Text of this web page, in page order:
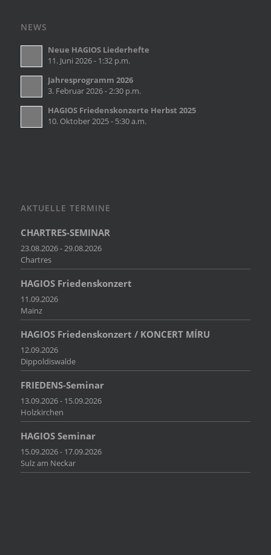
NEWS
Neue HAGIOS Liederhefte
11. Juni 2026 - 1:32 p.m.
Jahresprogramm 2026
3. Februar 2026 - 2:30 p.m.
HAGIOS Friedenskonzerte Herbst 2025
10. Oktober 2025 - 5:30 a.m.
AKTUELLE TERMINE
CHARTRES-SEMINAR
23.08.2026 - 29.08.2026
Chartres
HAGIOS Friedenskonzert
11.09.2026
Mainz
HAGIOS Friedenskonzert / KONCERT MÍRU
12.09.2026
Dippoldiswalde
FRIEDENS-Seminar
13.09.2026 - 15.09.2026
Holzkirchen
HAGIOS Seminar
15.09.2026 - 17.09.2026
Sulz am Neckar